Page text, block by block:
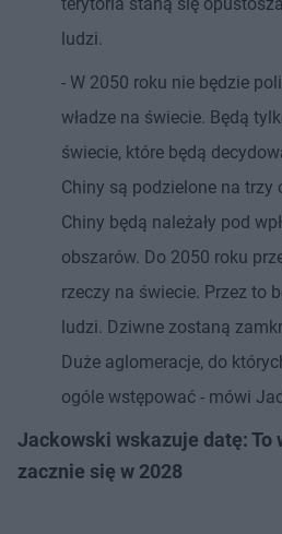
ludzi.
- W 2050 roku nie będzie
władze na świecie. Będą
świecie, które będą
Chiny są podzielone na trzy
Chiny będą należały pod
obszarów. Do 2050 roku
rzeczy na świecie. Przez to
ludzi. Dziwne zostaną
Duże aglomeracje, do
ogóle wstępować - mówi
Jackowski wskazuje datę: To
zacznie się w 2028